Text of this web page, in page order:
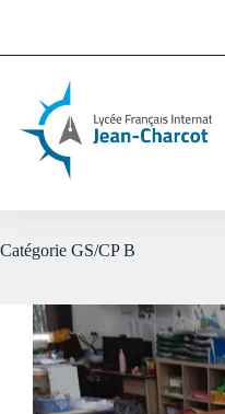
Catégorie GS/CP B